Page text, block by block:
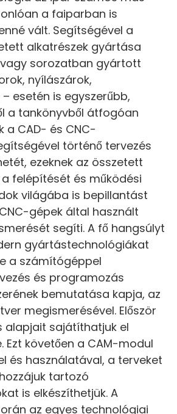
a faiparban is
vált. Segítségével a
alkatrészek gyártása
sorozatban gyártott
nyílászárok,
esetén is egyszerűbb,
a tankönyvből átfogóan
a CAD- és CNC-
történő tervezés
ezeknek az összetett
felépítését és működési
világába is bepillantást
gépek által használt
segíti. A fő hangsúlyt
gyártástechnológiákat
a számítógéppel
és programozás
bemutatása kapja, az
megismerésével. Először
alapjait sajátíthatjuk el
Ezt követően a CAM-modul
és használatával, a terveket
tartozó
is elkészíthetjük. A
az egyes technológiai